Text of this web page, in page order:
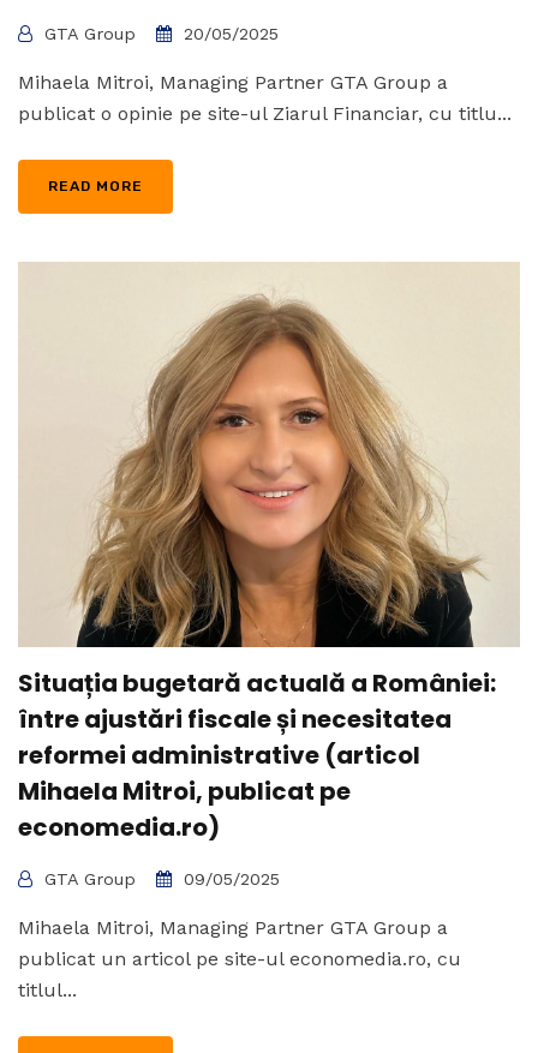
GTA Group 20/05/2025
Mihaela Mitroi, Managing Partner GTA Group a
publicat o opinie pe site-ul Ziarul Financiar, cu titlu...
READ MORE
Situația bugetară actuală a României:
între ajustări fiscale și necesitatea
reformei administrative (articol
Mihaela Mitroi, publicat pe
economedia.ro)
GTA Group 09/05/2025
Mihaela Mitroi, Managing Partner GTA Group a
publicat un articol pe site-ul economedia.ro, cu
titlul...